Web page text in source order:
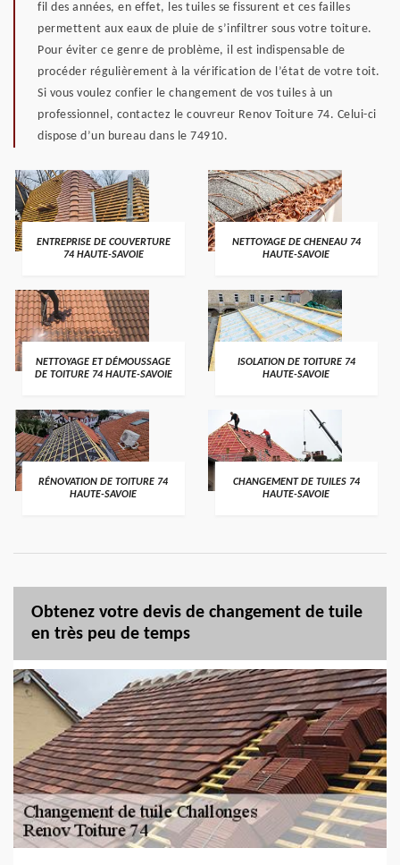
fil des années, en effet, les tuiles se fissurent et ces failles
permettent aux eaux de pluie de s’infiltrer sous votre toiture.
Pour éviter ce genre de problème, il est indispensable de
procéder régulièrement à la vérification de l’état de votre toit.
Si vous voulez confier le changement de vos tuiles à un
professionnel, contactez le couvreur Renov Toiture 74. Celui-ci
dispose d’un bureau dans le 74910.
ENTREPRISE DE COUVERTURE
74 HAUTE-SAVOIE
NETTOYAGE DE CHENEAU 74
HAUTE-SAVOIE
NETTOYAGE ET DÉMOUSSAGE
DE TOITURE 74 HAUTE-SAVOIE
ISOLATION DE TOITURE 74
HAUTE-SAVOIE
RÉNOVATION DE TOITURE 74
HAUTE-SAVOIE
CHANGEMENT DE TUILES 74
HAUTE-SAVOIE
Obtenez votre devis de changement de tuile
en très peu de temps